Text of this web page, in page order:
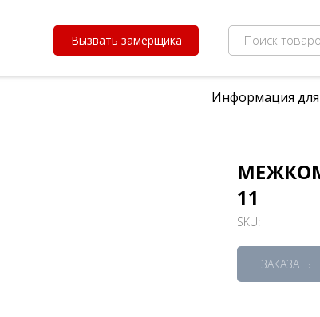
Вызвать замерщика Поиск
Информация
11
SKU:
ЗАКАЗАТЬ